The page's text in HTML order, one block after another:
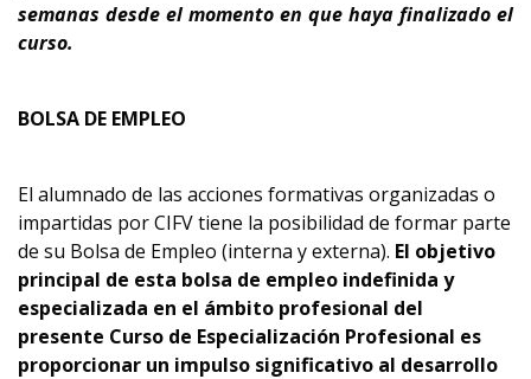
semanas desde el momento en que haya finalizado el
curso.
BOLSA DE EMPLEO
El alumnado de las acciones formativas organizadas o
impartidas por CIFV tiene la posibilidad de formar parte
de su Bolsa de Empleo (interna y externa). El objetivo
principal de esta bolsa de empleo indefinida y
especializada en el ámbito profesional del
presente Curso de Especialización Profesional es
proporcionar un impulso significativo al desarrollo